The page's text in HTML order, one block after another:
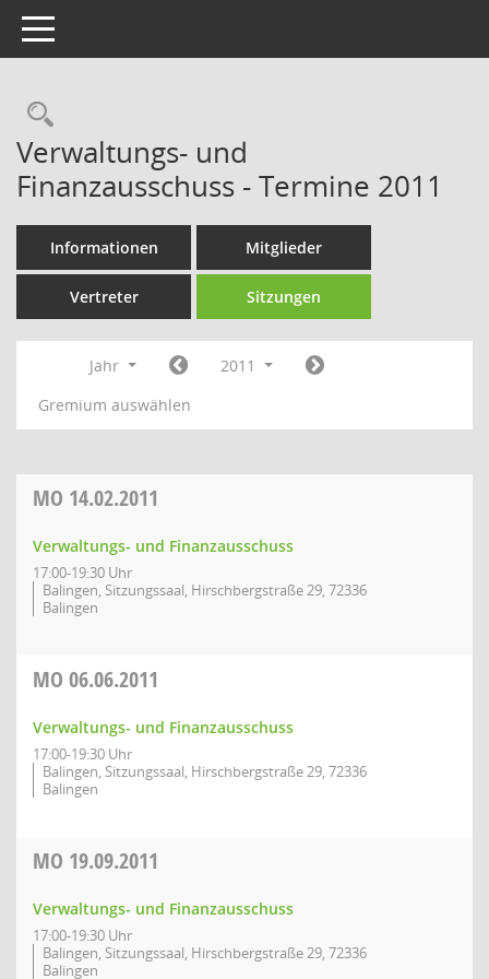
Toggle navigation
Rechercheauswahl
Verwaltungs- und
Finanzausschuss - Termine 2011
Informationen Mitglieder
Vertreter Sitzungen
Jahr
2011
Gremium auswählen
MO 14.02.2011
Verwaltungs- und Finanzausschuss
17:00-19:30 Uhr
Balingen, Sitzungssaal, Hirschbergstraße 29, 72336
Balingen
MO 06.06.2011
Verwaltungs- und Finanzausschuss
17:00-19:30 Uhr
Balingen, Sitzungssaal, Hirschbergstraße 29, 72336
Balingen
MO 19.09.2011
Verwaltungs- und Finanzausschuss
17:00-19:30 Uhr
Balingen, Sitzungssaal, Hirschbergstraße 29, 72336
Balingen